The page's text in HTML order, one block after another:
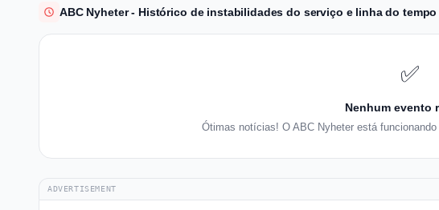
ABC Nyheter - Histórico de instabilidades do serviço e linha do
✅
Nenhum evento
Ótimas notícias! O ABC Nyheter está
ADVERTISEMENT